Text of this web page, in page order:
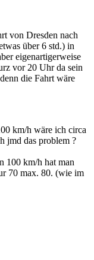
von Dresden nach
über 6 std.) in
eigenartigerweise
vor 20 Uhr da sein
die Fahrt wäre
km/h wäre ich circa
jmd das problem ?
100 km/h hat man
70 max. 80. (wie im